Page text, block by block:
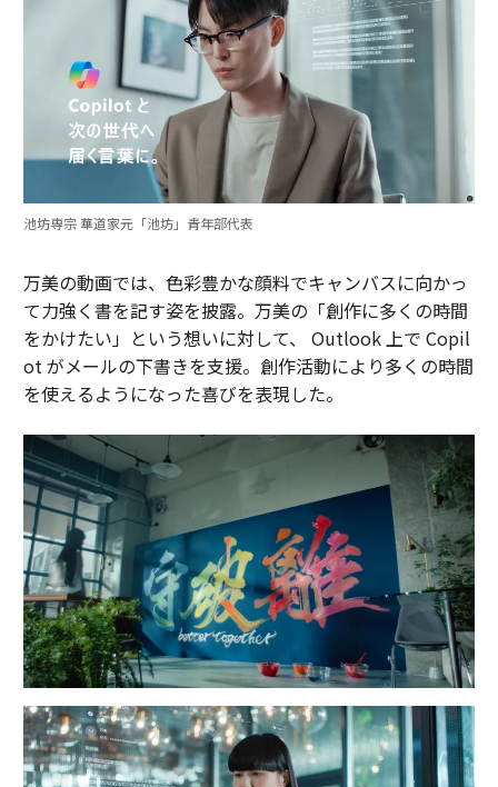
池坊専宗 華道家元「池坊」青年部代表
万美の動画では、色彩豊かな顔料でキャンバスに向かっ
て力強く書を記す姿を披露。万美の「創作に多くの時間
をかけたい」という想いに対して、 Outlook 上で Copil
ot がメールの下書きを支援。創作活動により多くの時間
を使えるようになった喜びを表現した。